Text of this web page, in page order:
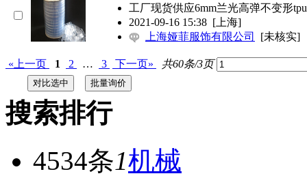
工厂现货供应6mm兰光高弹不变形
2021-09-16 15:38 [上海]
上海娅菲服饰有限公司
[未核实]
«上一页 1 2 … 3 下一页» 共60条/3页
搜索排行
4534条1机械